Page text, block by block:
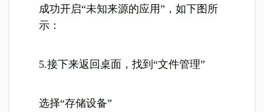
成功开启“未知来源的应用”，如下图所
示：
5.接下来返回桌面，找到“文件管理”
选择“存储设备”